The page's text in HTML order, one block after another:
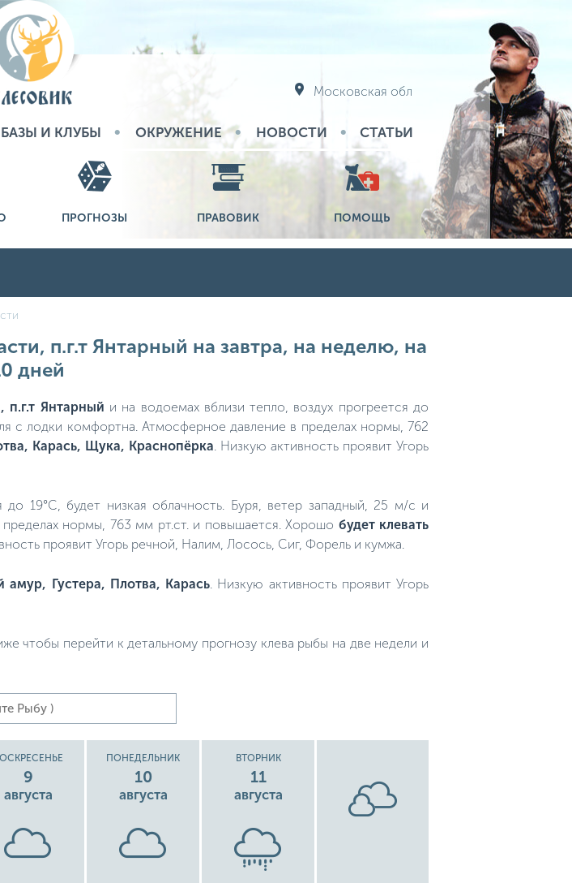
Московская обл
БАЗЫ И КЛУБЫ ОКРУЖЕНИЕ НОВОСТИ СТАТЬИ
ПРОГНОЗЫ ПРАВОВИК ПОМОЩЬ
п.г.т Янтарный на завтра, на неделю, на
дней
п.г.т Янтарный и на водоемах вблизи тепло, воздух прогреется до
с лодки комфортна. Атмосферное давление в пределах нормы, 762
Карась, Щука, Краснопёрка . Низкую активность проявит Угорь
до 19°C, будет низкая облачность. Буря, ветер западный, 25 м/с и
нормы, 763 мм рт.ст. и повышается. Хорошо будет клевать
проявит Угорь речной, Налим, Лосось, Сиг, Форель и кумжа.
амур, Густера, Плотва, Карась . Низкую активность проявит Угорь
чтобы перейти к детальному прогнозу клева рыбы на две недели и
9
августа
ПОНЕДЕЛЬНИК
10
августа
ВТОРНИК
11
августа